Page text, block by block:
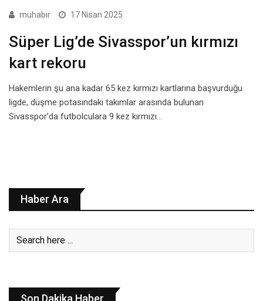
muhabir 17 Nisan 2025
Süper Lig’de Sivasspor’un kırmızı
kart rekoru
Hakemlerin şu ana kadar 65 kez kırmızı kartlarına başvurduğu
ligde, düşme potasındaki takımlar arasında bulunan
Sivasspor’da futbolculara 9 kez kırmızı…
Haber Ara
Son Dakika Haber